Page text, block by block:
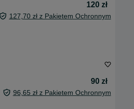
120 zł
127,70 zł z Pakietem Ochronnym
90 zł
96,65 zł z Pakietem Ochronnym